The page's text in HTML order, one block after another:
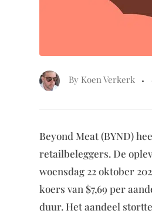
By Koen Verkerk
Beyond Meat (BYND)
retailbeleggers. De
woensdag 22 oktober
koers van $7,69 per
duur. Het aandeel